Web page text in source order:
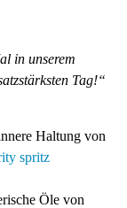
in unserem
Tag!“
Haltung von
spritz
Öle von